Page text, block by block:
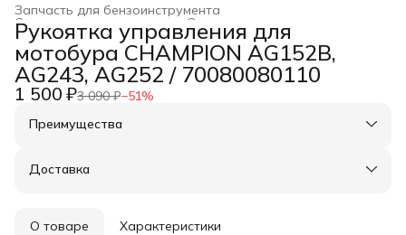
Запчасть для бензоинструмента
Оснастка для инструмента
Строительство и ремонт
Главная ›
Рукоятка управления для
мотобура CHAMPION AG152B,
AG243, AG252 / 70080080110
1 500 ₽3 090 ₽−51%
Преимущества
Оплата частями в Сплит
Удобный возврат
Доставка
О товаре Характеристики